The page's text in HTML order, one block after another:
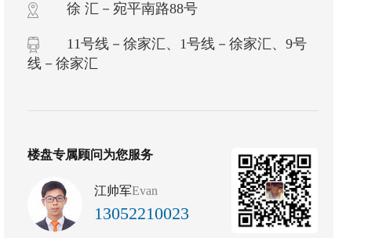
徐 汇－宛平南路88号
11号线－徐家汇、1号线－徐家汇、9号
线－徐家汇
楼盘专属顾问为您服务
江帅军Evan
13052210023